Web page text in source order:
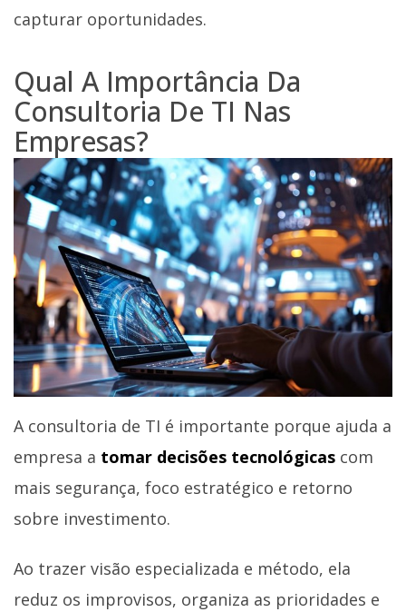
capturar oportunidades.
Qual A Importância Da
Consultoria De TI Nas
Empresas?
A consultoria de TI é importante porque ajuda a
empresa a tomar decisões tecnológicas com
mais segurança, foco estratégico e retorno
sobre investimento.
Ao trazer visão especializada e método, ela
reduz os improvisos, organiza as prioridades e